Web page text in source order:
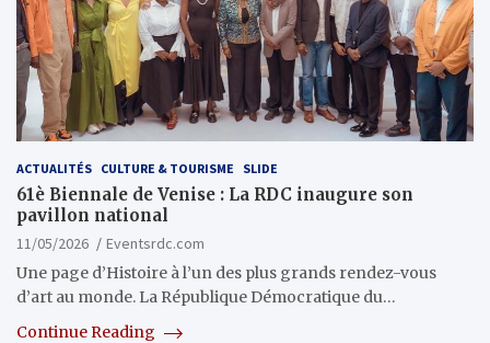
ACTUALITÉS CULTURE & TOURISME SLIDE
61è Biennale de Venise : La RDC inaugure son
pavillon national
11/05/2026
Eventsrdc.com
Une page d’Histoire à l’un des plus grands rendez-vous
d’art au monde. La République Démocratique du…
Continue Reading